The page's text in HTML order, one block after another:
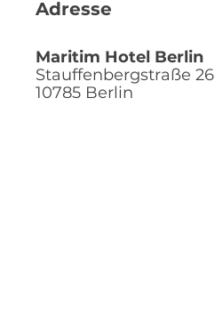
Adresse
Maritim Hotel Berlin
Stauffenbergstraße 26
10785 Berlin